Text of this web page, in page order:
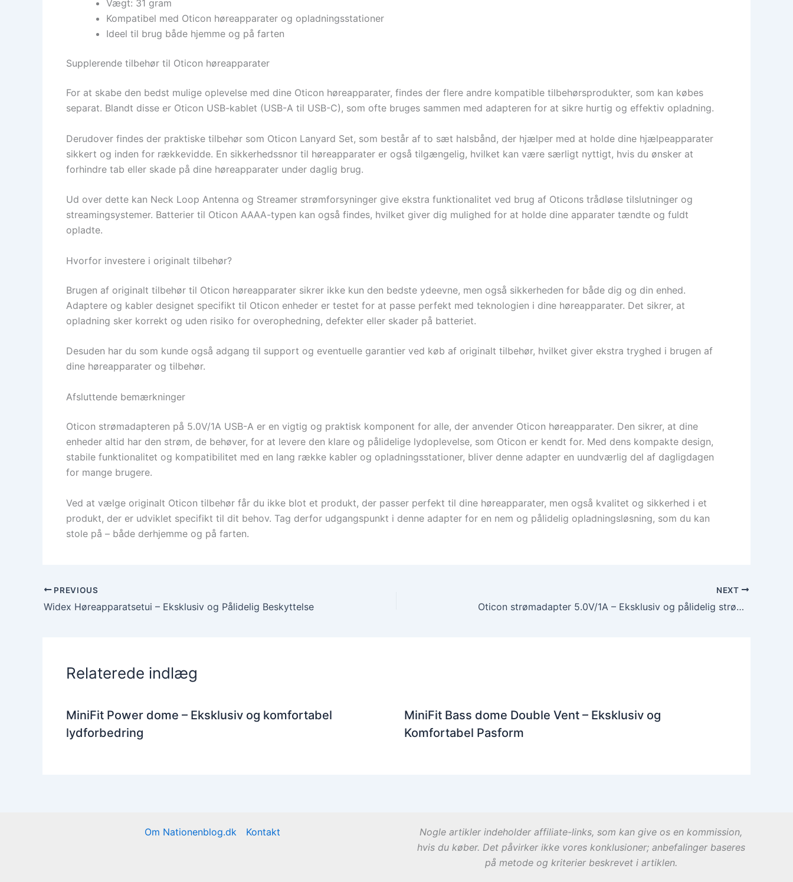
Vægt: 31 gram
Kompatibel med Oticon høreapparater og opladningsstationer
Ideel til brug både hjemme og på farten
Supplerende tilbehør til Oticon høreapparater
For at skabe den bedst mulige oplevelse med dine Oticon høreapparater, findes der flere andre kompatible tilbehørsprodukter, som kan købes
separat. Blandt disse er Oticon USB-kablet (USB-A til USB-C), som ofte bruges sammen med adapteren for at sikre hurtig og effektiv opladning.
Derudover findes der praktiske tilbehør som Oticon Lanyard Set, som består af to sæt halsbånd, der hjælper med at holde dine hjælpeapparater
sikkert og inden for rækkevidde. En sikkerhedssnor til høreapparater er også tilgængelig, hvilket kan være særligt nyttigt, hvis du ønsker at
forhindre tab eller skade på dine høreapparater under daglig brug.
Ud over dette kan Neck Loop Antenna og Streamer strømforsyninger give ekstra funktionalitet ved brug af Oticons trådløse tilslutninger og
streamingsystemer. Batterier til Oticon AAAA-typen kan også findes, hvilket giver dig mulighed for at holde dine apparater tændte og fuldt
opladte.
Hvorfor investere i originalt tilbehør?
Brugen af originalt tilbehør til Oticon høreapparater sikrer ikke kun den bedste ydeevne, men også sikkerheden for både dig og din enhed.
Adaptere og kabler designet specifikt til Oticon enheder er testet for at passe perfekt med teknologien i dine høreapparater. Det sikrer, at
opladning sker korrekt og uden risiko for overophedning, defekter eller skader på batteriet.
Desuden har du som kunde også adgang til support og eventuelle garantier ved køb af originalt tilbehør, hvilket giver ekstra tryghed i brugen af
dine høreapparater og tilbehør.
Afsluttende bemærkninger
Oticon strømadapteren på 5.0V/1A USB-A er en vigtig og praktisk komponent for alle, der anvender Oticon høreapparater. Den sikrer, at dine
enheder altid har den strøm, de behøver, for at levere den klare og pålidelige lydoplevelse, som Oticon er kendt for. Med dens kompakte design,
stabile funktionalitet og kompatibilitet med en lang række kabler og opladningsstationer, bliver denne adapter en uundværlig del af dagligdagen
for mange brugere.
Ved at vælge originalt Oticon tilbehør får du ikke blot et produkt, der passer perfekt til dine høreapparater, men også kvalitet og sikkerhed i et
produkt, der er udviklet specifikt til dit behov. Tag derfor udgangspunkt i denne adapter for en nem og pålidelig opladningsløsning, som du kan
stole på – både derhjemme og på farten.
PREVIOUS
Widex Høreapparatsetui – Eksklusiv og Pålidelig Beskyttelse
NEXT
Oticon strømadapter 5.0V/1A – Eksklusiv og pålidelig strømforsyning
Relaterede indlæg
MiniFit Power dome – Eksklusiv og komfortabel
lydforbedring
MiniFit Bass dome Double Vent – Eksklusiv og
Komfortabel Pasform
Om Nationenblog.dk Kontakt
Nogle artikler indeholder affiliate-links, som kan give os en kommission,
hvis du køber. Det påvirker ikke vores konklusioner; anbefalinger baseres
på metode og kriterier beskrevet i artiklen.